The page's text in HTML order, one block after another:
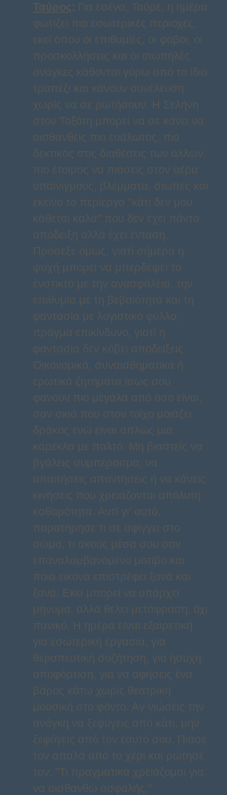
Ταύρος: Για εσένα, Ταύρε, η ημέρα
φωτίζει πιο εσωτερικές περιοχές,
εκεί όπου οι επιθυμίες, οι φόβοι, οι
προσκολλήσεις και οι σιωπηλές
ανάγκες κάθονται γύρω από το ίδιο
τραπέζι και κάνουν συνέλευση
χωρίς να σε ρωτήσουν. Η Σελήνη
στον Τοξότη μπορεί να σε κάνει να
αισθανθείς πιο ευάλωτος, πιο
δεκτικός στις διαθέσεις των άλλων,
πιο έτοιμος να πιάσεις στον αέρα
υπαινιγμούς, βλέμματα, σιωπές και
εκείνο το περίεργο "κάτι δεν μου
κάθεται καλά" που δεν έχει πάντα
απόδειξη αλλά έχει ένταση.
Πρόσεξε όμως, γιατί σήμερα η
ψυχή μπορεί να μπερδέψει το
ένστικτο με την ανασφάλεια, την
επιθυμία με τη βεβαιότητα και τη
φαντασία με λογιστικό φύλλο,
πράγμα επικίνδυνο, γιατί η
φαντασία δεν κόβει αποδείξεις.
Οικονομικά, συναισθηματικά ή
ερωτικά ζητήματα ίσως σου
φανούν πιο μεγάλα από όσο είναι,
σαν σκιά που στον τοίχο μοιάζει
δράκος ενώ είναι απλώς μια
καρέκλα με παλτό. Μη βιαστείς να
βγάλεις συμπέρασμα, να
απαιτήσεις απαντήσεις ή να κάνεις
κινήσεις που χρειάζονται απόλυτη
καθαρότητα. Αντί γι' αυτό,
παρατήρησε τι σε σφίγγει στο
σώμα, τι ακούς μέσα σου σαν
επαναλαμβανόμενο μοτίβο και
ποια εικόνα επιστρέφει ξανά και
ξανά. Εκεί μπορεί να υπάρχει
μήνυμα, αλλά θέλει μετάφραση, όχι
πανικό. Η ημέρα είναι εξαιρετική
για εσωτερική εργασία, για
θεραπευτική συζήτηση, για ήσυχη
αποφόρτιση, για να αφήσεις ένα
βάρος κάτω χωρίς θεατρική
μουσική στο φόντο. Αν νιώσεις την
ανάγκη να ξεφύγεις από κάτι, μην
ξεφύγεις από τον εαυτό σου. Πιάσε
τον απαλά από το χέρι και ρώτησέ
τον: "Τι πραγματικά χρειάζομαι για
να αισθανθώ ασφαλής;"